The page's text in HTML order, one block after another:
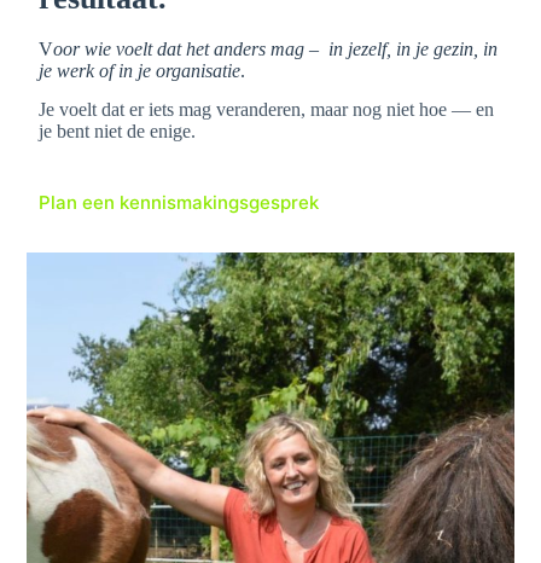
Voor wie voelt dat het anders mag – in jezelf, in je gezin, in
je werk of in je organisatie.
Je voelt dat er iets mag veranderen, maar nog niet hoe — en
je bent niet de enige.
Plan een kennismakingsgesprek